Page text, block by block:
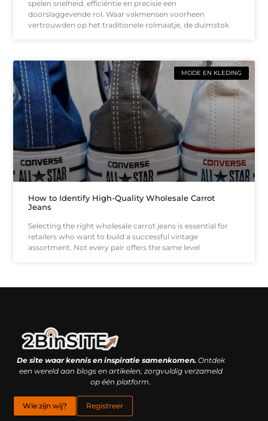
spelen snelheid, efficiëntie en precisie een
doorslaggevende rol. Waar vakmensen voorheen
vertrouwden op het traditionele rolmaatje, de duimstok
MODE EN KLEDING
How to Identify High-Quality Wholesale Carrot
Jeans
Selecting the right wholesale carrot jeans is essential for
retailers who want to build a successful vintage
assortment. Not every pair offers the same level
De site waar kennis en inspiratie samenkomen.Ontdek
een wereld aan blogs en artikelen, zorgvuldig verzameld
op één platform.
Wie zijn wij? Registreer